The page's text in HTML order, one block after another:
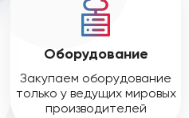
Оборудование
Закупаем оборудование
только у ведущих мировых
производителей